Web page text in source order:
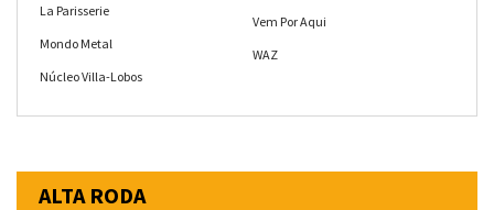
La Parisserie
Mondo Metal
Núcleo Villa-Lobos
Vem Por Aqui
WAZ
ALTA RODA